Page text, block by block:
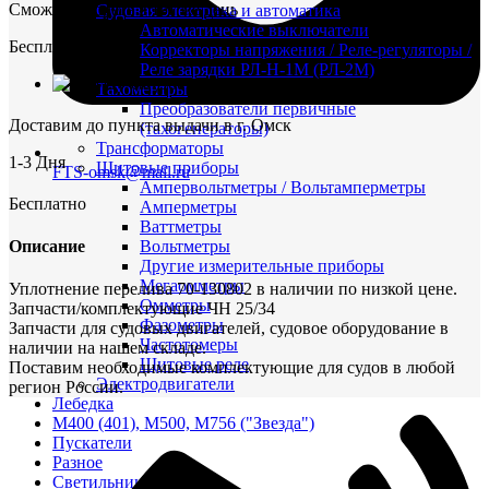
FTS-omsk@mail.ru
Судовая электрика и автоматика
Автоматические выключатели
Корректоры напряжения / Реле-регуляторы /
Реле зарядки РЛ-Н-1М (РЛ-2М)
Тахоментры
Преобразователи первичные
(тахогенераторы)
Трансформаторы
Щитовые приборы
Ампервольтметры / Вольтамперметры
Амперметры
Ваттметры
Вольтметры
Другие измерительные приборы
Мегаомметры
Омметры
Фазометры
Частотомеры
Щитовые реле
Электродвигатели
Лебедка
М400 (401), М500, М756 ("Звезда")
Пускатели
Разное
Светильники судовые
Сможете забрать в тот же день
Бесплатно
Доставка ТК
Доставим до пункта выдачи в г. Омск
1-3 Дня
Бесплатно
Описание
Уплотнение перелива 70-130802 в наличии по низкой цене.
Запчасти/комплектующие ЧН 25/34
Запчасти для судовых двигателей, судовое оборудование в
наличии на нашем складе.
Поставим необходимые комплектующие для судов в любой
регион России.